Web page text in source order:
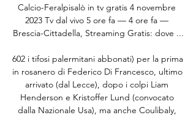
Calcio-Feralpisalò in tv gratis 4 novembre
2023 Tv dal vivo 5 ore fa — 4 ore fa —
Brescia-Cittadella, Streaming Gratis: dove ...
602 i tifosi palermitani abbonati) per la prima
in rosanero di Federico Di Francesco, ultimo
arrivato (dal Lecce), dopo i colpi Liam
Henderson e Kristoffer Lund (convocato
dalla Nazionale Usa), ma anche Coulibaly,